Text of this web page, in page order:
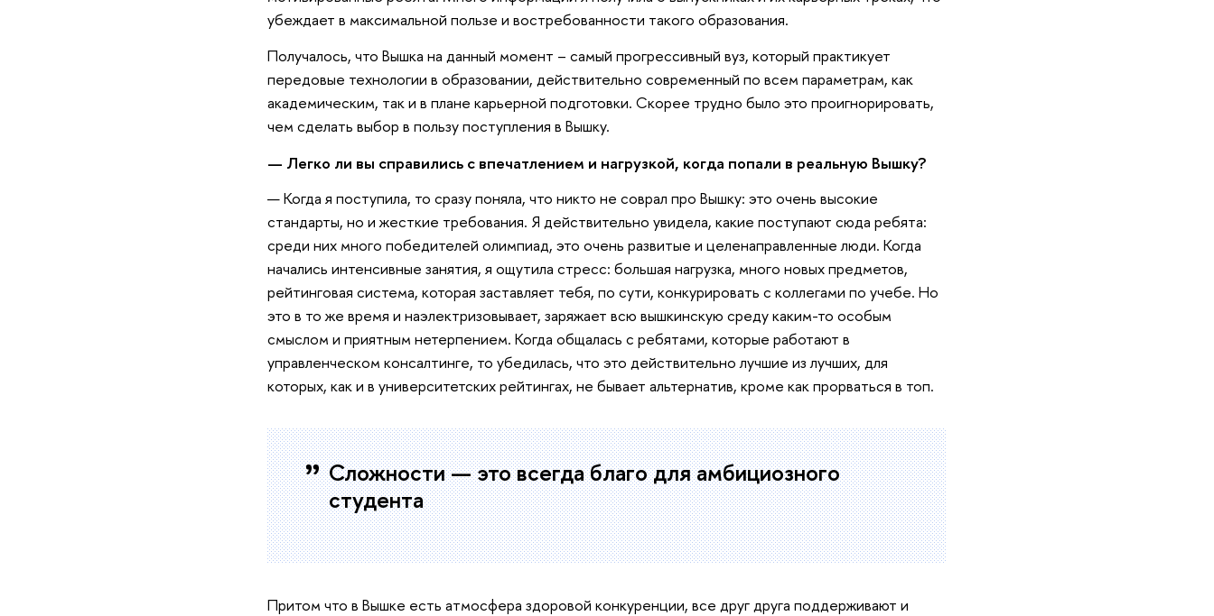
убеждает в максимальной пользе и востребованности такого образования.
Получалось, что Вышка на данный момент – самый прогрессивный вуз, который практикует
передовые технологии в образовании, действительно современный по всем параметрам, как
академическим, так и в плане карьерной подготовки. Скорее трудно было это проигнорировать,
чем сделать выбор в пользу поступления в Вышку.
— Легко ли вы справились с впечатлением и нагрузкой, когда попали в реальную Вышку?
— Когда я поступила, то сразу поняла, что никто не соврал про Вышку: это очень высокие
стандарты, но и жесткие требования. Я действительно увидела, какие поступают сюда ребята:
среди них много победителей олимпиад, это очень развитые и целенаправленные люди. Когда
начались интенсивные занятия, я ощутила стресс: большая нагрузка, много новых предметов,
рейтинговая система, которая заставляет тебя, по сути, конкурировать с коллегами по учебе. Но
это в то же время и наэлектризовывает, заряжает всю вышкинскую среду каким-то особым
смыслом и приятным нетерпением. Когда общалась с ребятами, которые работают в
управленческом консалтинге, то убедилась, что это действительно лучшие из лучших, для
которых, как и в университетских рейтингах, не бывает альтернатив, кроме как прорваться в топ.
Сложности — это всегда благо для амбициозного
студента
Притом что в Вышке есть атмосфера здоровой конкуренции, все друг друга поддерживают и